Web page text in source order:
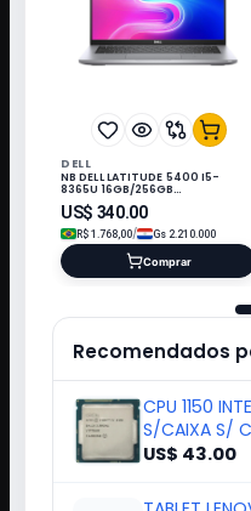
DELL
NB DELL LATITUDE 5400 I5-
8365U 16GB/256GB
M.2/14"/W11/REFURB
US$ 340.00
R$1.768,00/ Gs2.210.000
Recomendados
CPU 1150
US$ 43.00